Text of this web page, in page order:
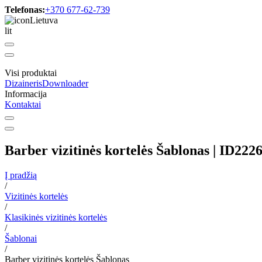
Telefonas:+370 677-62-739
Lietuva
lit
Visi produktai
DizainerisDownloader
Informacija
Kontaktai
Barber vizitinės kortelės Šablonas |
Į pradžią
/
Vizitinės kortelės
/
Klasikinės vizitinės kortelės
/
Šablonai
/
Barber vizitinės kortelės Šablonas